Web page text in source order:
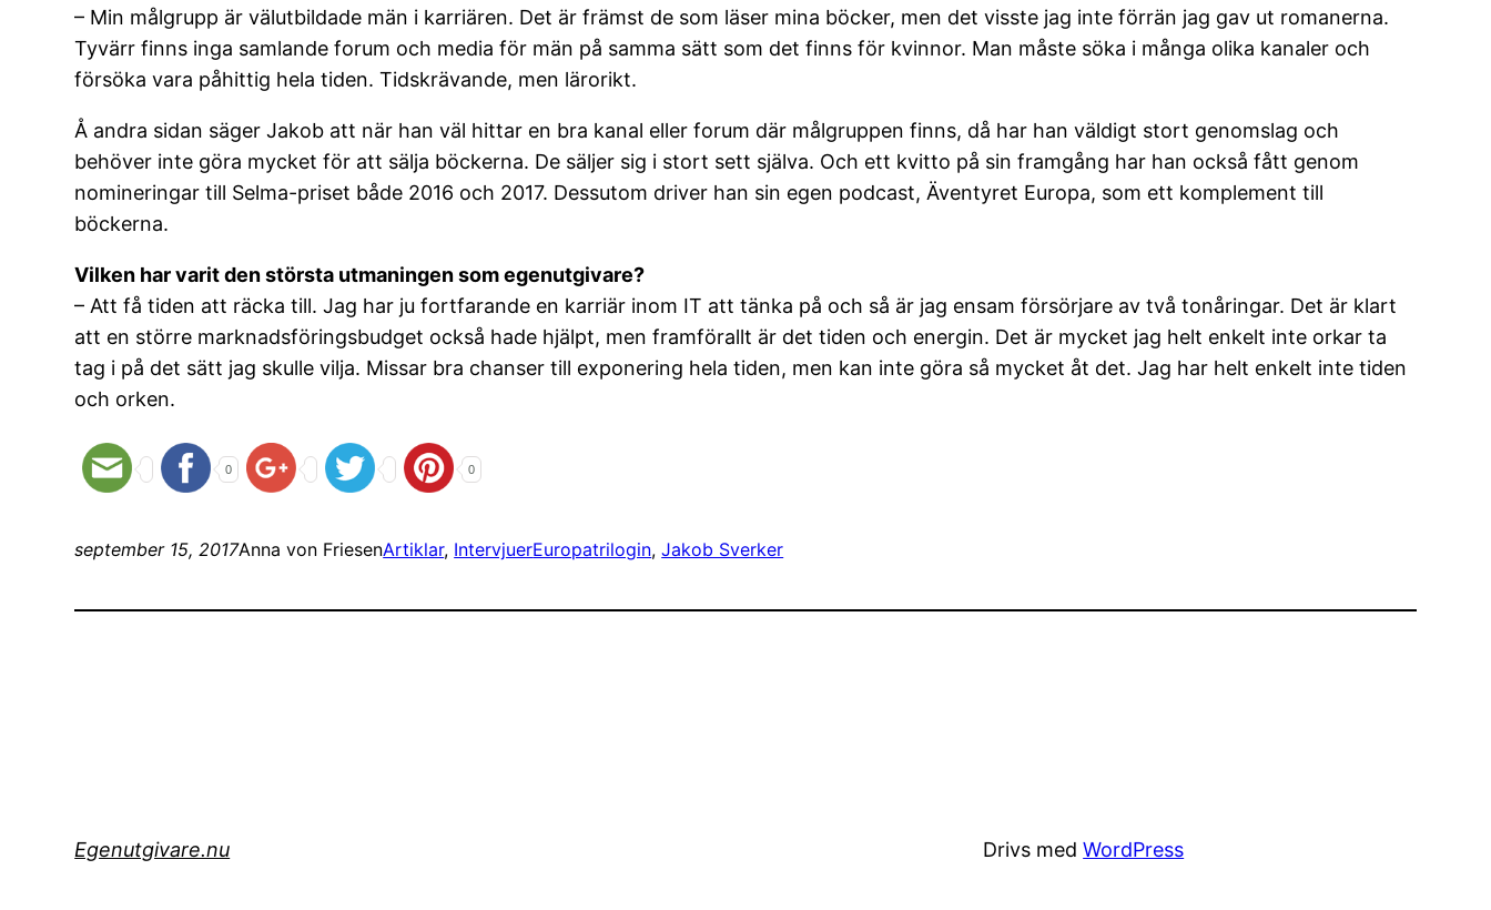
– Min målgrupp är välutbildade män i karriären. Det är främst de som läser mina böcker, men det visste jag inte förrän jag gav ut romanerna.
Tyvärr finns inga samlande forum och media för män på samma sätt som det finns för kvinnor. Man måste söka i många olika kanaler och
försöka vara påhittig hela tiden. Tidskrävande, men lärorikt.
Å andra sidan säger Jakob att när han väl hittar en bra kanal eller forum där målgruppen finns, då har han väldigt stort genomslag och
behöver inte göra mycket för att sälja böckerna. De säljer sig i stort sett själva. Och ett kvitto på sin framgång har han också fått genom
nomineringar till Selma-priset både 2016 och 2017. Dessutom driver han sin egen podcast, Äventyret Europa, som ett komplement till
böckerna.
Vilken har varit den största utmaningen som egenutgivare?
– Att få tiden att räcka till. Jag har ju fortfarande en karriär inom IT att tänka på och så är jag ensam försörjare av två tonåringar. Det är klart
att en större marknadsföringsbudget också hade hjälpt, men framförallt är det tiden och energin. Det är mycket jag helt enkelt inte orkar ta
tag i på det sätt jag skulle vilja. Missar bra chanser till exponering hela tiden, men kan inte göra så mycket åt det. Jag har helt enkelt inte tiden
och orken.
0 0
september 15, 2017Anna von FriesenArtiklar, IntervjuerEuropatrilogin, Jakob Sverker
Egenutgivare.nu Drivs medWordPress